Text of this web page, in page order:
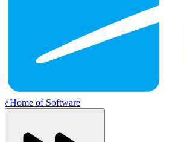
//Home of Software